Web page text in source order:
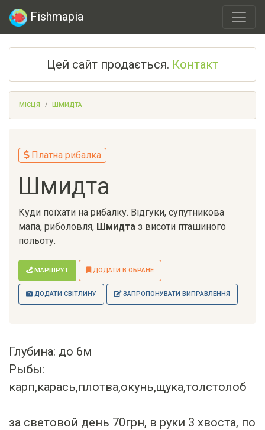
Fishmapia
Цей сайт продається. Контакт
МІСЦЯ ШМИДТА
Платна рибалка
Шмидта
Куди поїхати на рибалку. Відгуки, супутникова
мапа, риболовля, Шмидта з висоти пташиного
польоту.
МАРШРУТ ДОДАТИ В ОБРАНЕ
ДОДАТИ СВІТЛИНУ ЗАПРОПОНУВАТИ ВИПРАВЛЕННЯ
Глубина: до 6м
Рыбы:
карп,карась,плотва,окунь,щука,толстолоб
за световой день 70грн, в руки 3 хвоста, по